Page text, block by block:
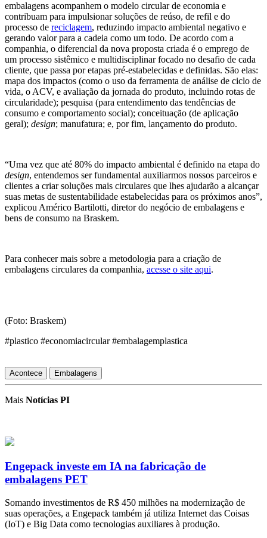
embalagens acompanhem o modelo circular de economia e
contribuam para impulsionar soluções de reúso, de refil e do
processo de reciclagem, reduzindo impacto ambiental negativo e
gerando valor para a cadeia como um todo. De acordo com a
companhia, o diferencial da nova proposta criada é o emprego de
um processo sistêmico e multidisciplinar focado no desafio de cada
cliente, que passa por etapas pré-estabelecidas e definidas. São elas:
mapa dos impactos (como o uso da ferramenta de análise de ciclo de
vida, o ACV, e avaliação da jornada do produto, incluindo rotas de
circularidade); pesquisa (para entendimento das tendências de
consumo e comportamento social); conceituação (de aplicação
geral); design; manufatura; e, por fim, lançamento do produto.
“Uma vez que até 80% do impacto ambiental é definido na etapa do
design, entendemos ser fundamental auxiliarmos nossos parceiros e
clientes a criar soluções mais circulares que lhes ajudarão a alcançar
suas metas de sustentabilidade estabelecidas para os próximos anos”,
explicou Américo Bartilotti, diretor do negócio de embalagens e
bens de consumo na Braskem.
Para conhecer mais sobre a metodologia para a criação de
embalagens circulares da companhia, acesse o site aqui.
(Foto: Braskem)
#plastico #economiacircular #embalagemplastica
Acontece Embalagens
Mais Notícias PI
Engepack investe em IA na fabricação de
embalagens PET
Somando investimentos de R$ 450 milhões na modernização de
suas operações, a Engepack também já utiliza Internet das Coisas
(IoT) e Big Data como tecnologias auxiliares à produção.